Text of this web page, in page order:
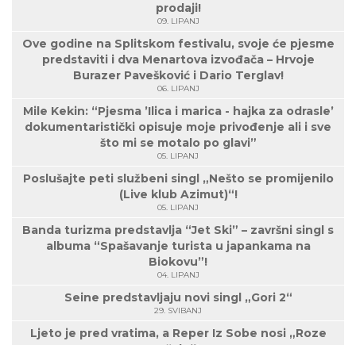
prodaji!
09. LIPANJ
Ove godine na Splitskom festivalu, svoje će pjesme
predstaviti i dva Menartova izvođača – Hrvoje
Burazer Pavešković i Dario Terglav!
06. LIPANJ
Mile Kekin: “Pjesma ’Ilica i marica - hajka za odrasle’
dokumentaristički opisuje moje privođenje ali i sve
što mi se motalo po glavi”
05. LIPANJ
Poslušajte peti službeni singl „Nešto se promijenilo
(Live klub Azimut)“!
05. LIPANJ
Banda turizma predstavlja “Jet Ski” – završni singl s
albuma “Spašavanje turista u japankama na
Biokovu”!
04. LIPANJ
Seine predstavljaju novi singl „Gori 2“
29. SVIBANJ
Ljeto je pred vratima, a Reper Iz Sobe nosi „Roze